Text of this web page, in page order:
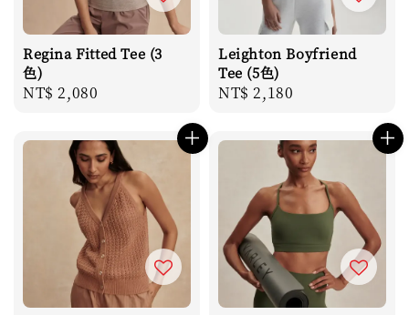
Regina Fitted Tee (3
色)
Regular
NT$ 2,080
Leighton Boyfriend
Tee (5色)
Regular
NT$ 2,180